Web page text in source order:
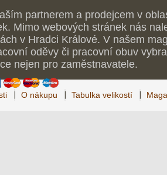
partnerem a prodejcem v
Mimo webových stránek nás
v Hradci Králové. V našem
oděvy či pracovní obuv
nejen pro zaměstnavatele.
O nákupu Tabulka velikostí